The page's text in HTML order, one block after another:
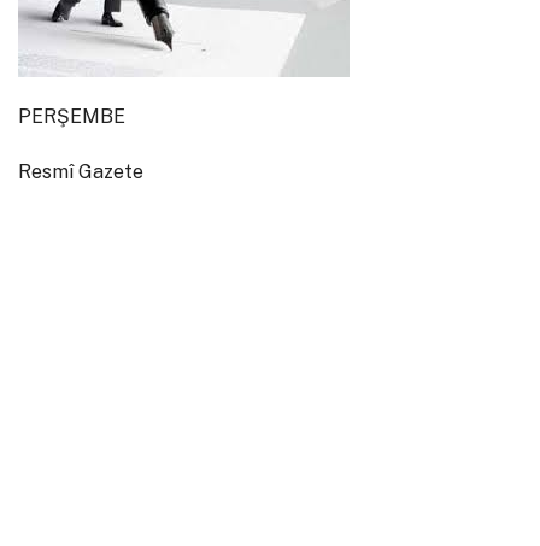
PERŞEMBE
Resmî Gazete